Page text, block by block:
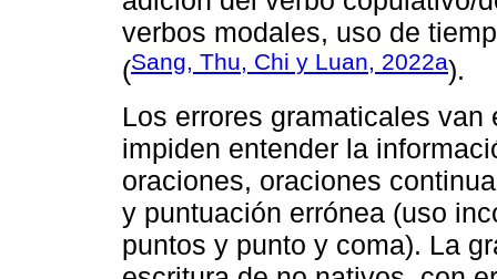
verbos modales, uso de
(Sang, Thu, Chi y Luan, 2022a).
Los errores gramaticales
impiden entender la
oraciones, oraciones
y puntuación errónea (uso
puntos y punto y coma). La